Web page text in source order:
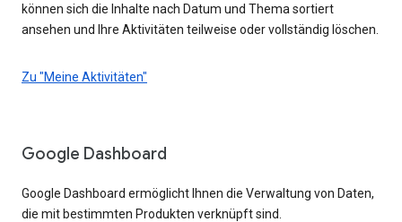
können sich die Inhalte nach Datum und Thema sortiert
ansehen und Ihre Aktivitäten teilweise oder vollständig löschen.
Zu "Meine Aktivitäten"
Google Dashboard
Google Dashboard ermöglicht Ihnen die Verwaltung von Daten,
die mit bestimmten Produkten verknüpft sind.